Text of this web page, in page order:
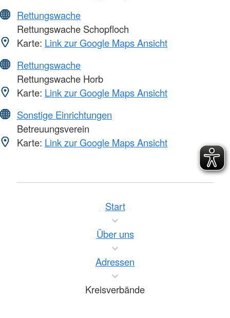
Rettungswache
Rettungswache Schopfloch
Karte: Link zur Google Maps Ansicht
Rettungswache
Rettungswache Horb
Karte: Link zur Google Maps Ansicht
Sonstige Einrichtungen
Betreuungsverein
Karte: Link zur Google Maps Ansicht
Start
Über uns
Adressen
Kreisverbände